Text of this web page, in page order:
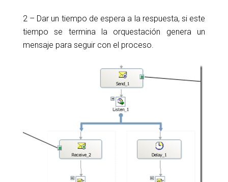
2 – Dar un tiempo de espera a la respuesta, si este
tiempo se termina la orquestación genera un
mensaje para seguir con el proceso.